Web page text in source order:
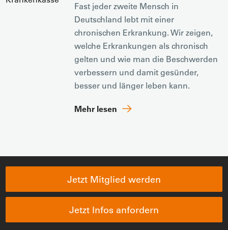
Fast jeder zweite Mensch in
Deutschland lebt mit einer
chronischen Erkrankung. Wir zeigen,
welche Erkrankungen als chronisch
gelten und wie man die Beschwerden
verbessern und damit gesünder,
besser und länger leben kann.
Mehr lesen
Jetzt Mitglied werden
Jetzt Infos anfordern